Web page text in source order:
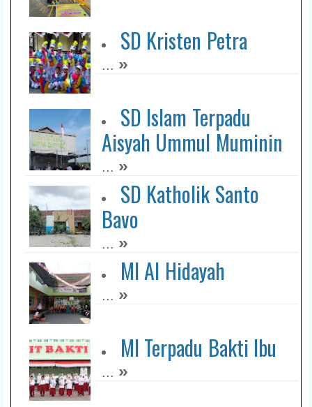
SD Kristen Petra
... »
SD Islam Terpadu
Aisyah Ummul Muminin
... »
SD Katholik Santo
Bavo
... »
MI Al Hidayah
... »
MI Terpadu Bakti Ibu
... »